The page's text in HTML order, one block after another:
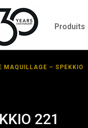
Produits
MAQUILLAGE – SPEKKIO
221